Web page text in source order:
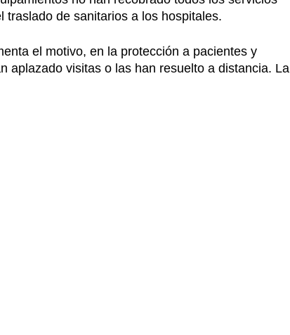
de sanitarios a los hospitales.
el motivo, en la protección a pacientes y
aplazado visitas o las han resuelto a distancia. La